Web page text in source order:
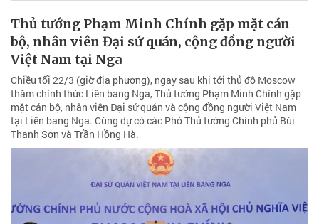
Thủ tướng Phạm Minh Chính gặp mặt cán
bộ, nhân viên Đại sứ quán, cộng đồng người
Việt Nam tại Nga
Chiều tối 22/3 (giờ địa phương), ngay sau khi tới thủ đô Moscow
thăm chính thức Liên bang Nga, Thủ tướng Phạm Minh Chính gặp
mặt cán bộ, nhân viên Đại sứ quán và cộng đồng người Việt Nam
tại Liên bang Nga. Cùng dự có các Phó Thủ tướng Chính phủ Bùi
Thanh Sơn và Trần Hồng Hà.